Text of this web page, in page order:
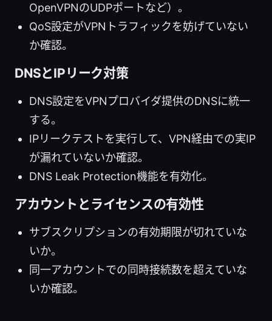
OpenVPNのUDPポートなど）。
QoS設定がVPNトラフィックを妨げていない
か確認。
DNSとIPリーク対策
DNS設定をVPNプロバイダ提供のDNSに統一
する。
IPリークテストを実行して、VPN経由での実IP
が漏れていないか確認。
DNS Leak Protection機能を有効化。
アカウントとライセンスの有効性
サブスクリプションの有効期限が切れていな
いか。
同一アカウントでの同時接続数を超えていな
いか確認。